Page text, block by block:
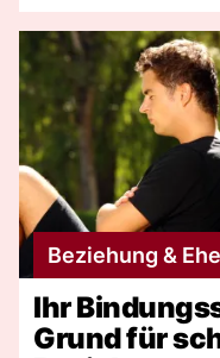
Beziehung & Ehe
Ihr
Grund für